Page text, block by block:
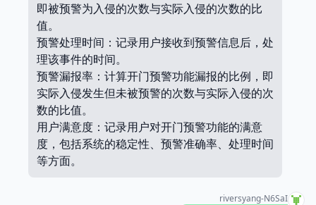
即被预警为入侵的次数与实际入侵的次数的比
值。
预警处理时间：记录用户接收到预警信息后，处
理该事件的时间。
预警漏报率：计算开门预警功能漏报的比例，即
实际入侵发生但未被预警的次数与实际入侵的次
数的比值。
用户满意度：记录用户对开门预警功能的满意
度，包括系统的稳定性、预警准确率、处理时间
等方面。
riversyang-N6SaI